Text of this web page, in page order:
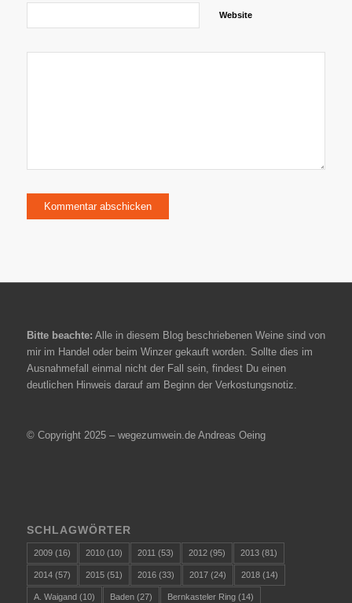
Website
Bitte beachte: Alle in diesem Blog beschriebenen Weine sind von
mir im Handel oder beim Winzer gekauft worden. Sollte dies im
Ausnahmefall einmal nicht der Fall sein, findest Du einen
deutlichen Hinweis darauf am Beginn der Verkostungsnotiz.
© Copyright 2025 – wegezumwein.de Andreas Oeing
SCHLAGWÖRTER
2009(16) 2010(10) 2011(53) 2012(95) 2013(81)
2014(57) 2015(51) 2016(33) 2017(24) 2018(14)
A. Waigand (10) Baden(27) Bernkasteler Ring(14)